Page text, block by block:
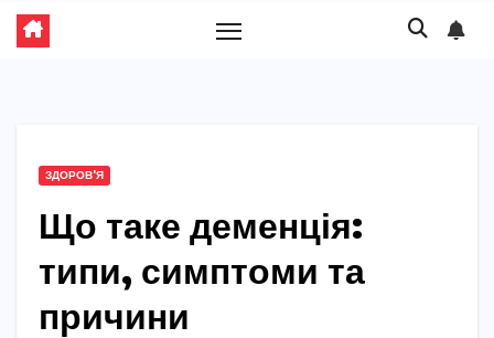
ЗДОРОВ'Я
Що таке деменція:
типи, симптоми та
причини